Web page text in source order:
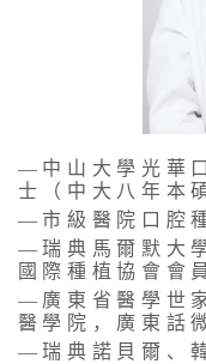
—中山大學光華
士（中大八年本
—市級醫院口腔
—瑞典馬爾默大
國際種植協會會員
—廣東省醫學世
醫學院，廣東話
—瑞典諾貝爾、